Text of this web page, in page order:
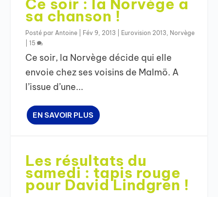
Ce soir : la Norvège a
sa chanson !
Posté par Antoine Fév 9, 2013 Eurovision 2013 Norvège
|15
Ce soir, la Norvège décide qui elle
envoie chez ses voisins de Malmö. A
l’issue d’une...
EN SAVOIR PLUS
Les résultats du
samedi : tapis rouge
pour David Lindgren !